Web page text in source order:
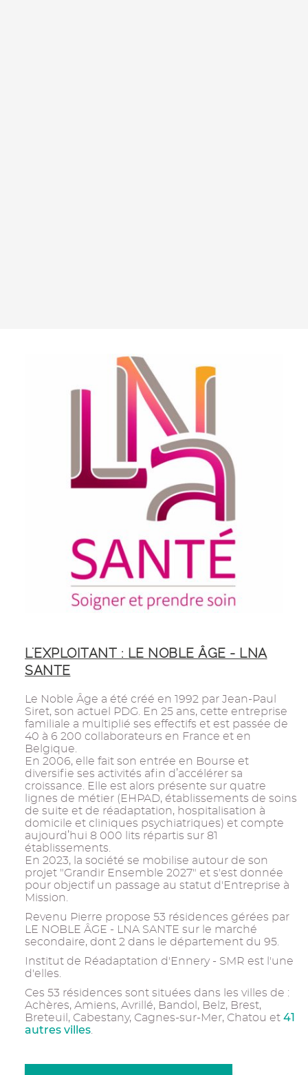
L'EXPLOITANT : LE NOBLE ÂGE - LNA
SANTE
Le Noble Âge a été créé en 1992 par Jean-Paul
Siret, son actuel PDG. En 25 ans, cette entreprise
familiale a multiplié ses effectifs et est passée de
40 à 6 200 collaborateurs en France et en
Belgique.
En 2006, elle fait son entrée en Bourse et
diversifie ses activités afin d’accélérer sa
croissance. Elle est alors présente sur quatre
lignes de métier (EHPAD, établissements de soins
de suite et de réadaptation, hospitalisation à
domicile et cliniques psychiatriques) et compte
aujourd’hui 8 000 lits répartis sur 81
établissements.
En 2023, la société se mobilise autour de son
projet "Grandir Ensemble 2027" et s'est donnée
pour objectif un passage au statut d'Entreprise à
Mission.
Revenu Pierre propose 53 résidences gérées par
LE NOBLE ÂGE - LNA SANTE sur le marché
secondaire, dont 2 dans le département du 95.
Institut de Réadaptation d'Ennery - SMR est l'une
d'elles.
Ces 53 résidences sont situées dans les villes de :
Achères, Amiens, Avrillé, Bandol, Belz, Brest,
Breteuil, Cabestany, Cagnes-sur-Mer, Chatou et 41
autres villes